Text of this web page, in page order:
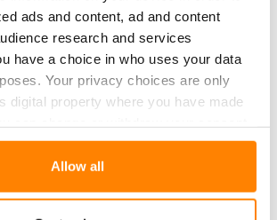
ads and content, ad and content
research and services
have a choice in who uses your data
Your privacy choices are only
digital property where you have made
Cookie Declaration or by clicking on
Allow all
vastuullisuustyön julkaisuihimme: